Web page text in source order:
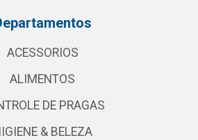
ACESSORIOS
ALIMENTOS
DE PRAGAS
& BELEZA